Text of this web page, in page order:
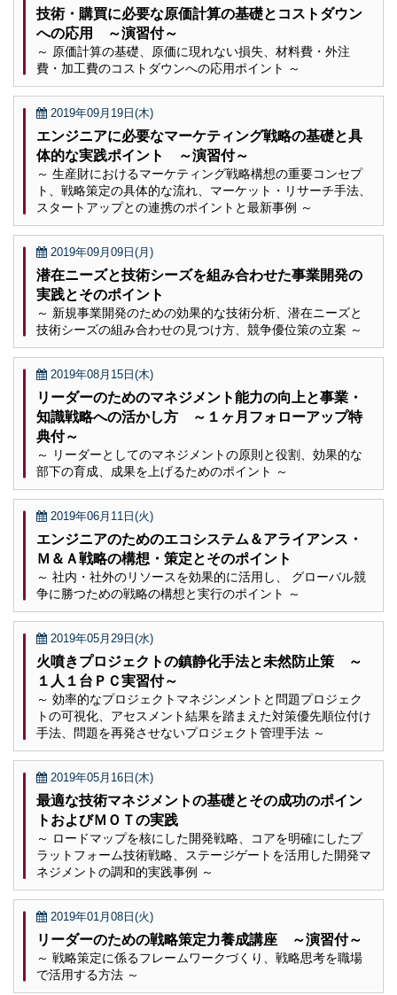
技術・購買に必要な原価計算の基礎とコストダウン
への応用 ～演習付～
～ 原価計算の基礎、原価に現れない損失、材料費・外注
費・加工費のコストダウンへの応用ポイント ～
2019年09月19日(木)
エンジニアに必要なマーケティング戦略の基礎と具
体的な実践ポイント ～演習付～
～ 生産財におけるマーケティング戦略構想の重要コンセプ
ト、戦略策定の具体的な流れ、マーケット・リサーチ手法、
スタートアップとの連携のポイントと最新事例 ～
2019年09月09日(月)
潜在ニーズと技術シーズを組み合わせた事業開発の
実践とそのポイント
～ 新規事業開発のための効果的な技術分析、潜在ニーズと
技術シーズの組み合わせの見つけ方、競争優位策の立案 ～
2019年08月15日(木)
リーダーのためのマネジメント能力の向上と事業・
知識戦略への活かし方 ～１ヶ月フォローアップ特
典付～
～ リーダーとしてのマネジメントの原則と役割、効果的な
部下の育成、成果を上げるためのポイント ～
2019年06月11日(火)
エンジニアのためのエコシステム＆アライアンス・
Ｍ＆Ａ戦略の構想・策定とそのポイント
～ 社内・社外のリソースを効果的に活用し、 グローバル競
争に勝つための戦略の構想と実行のポイント ～
2019年05月29日(水)
火噴きプロジェクトの鎮静化手法と未然防止策 ～
１人１台ＰＣ実習付～
～ 効率的なプロジェクトマネジンメントと問題プロジェク
トの可視化、アセスメント結果を踏まえた対策優先順位付け
手法、問題を再発させないプロジェクト管理手法 ～
2019年05月16日(木)
最適な技術マネジメントの基礎とその成功のポイン
トおよびＭＯＴの実践
～ ロードマップを核にした開発戦略、コアを明確にしたプ
ラットフォーム技術戦略、ステージゲートを活用した開発マ
ネジメントの調和的実践事例 ～
2019年01月08日(火)
リーダーのための戦略策定力養成講座 ～演習付～
～ 戦略策定に係るフレームワークづくり、戦略思考を職場
で活用する方法 ～